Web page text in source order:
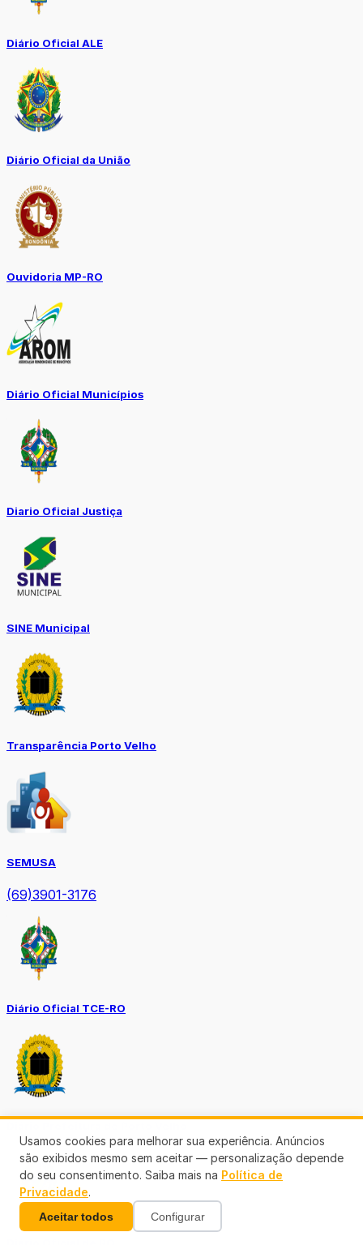
Diário Oficial ALE
Diário Oficial da União
Ouvidoria MP-RO
Diário Oficial Municípios
Diario Oficial Justiça
SINE Municipal
Transparência Porto Velho
SEMUSA
(69)3901-3176
Diário Oficial TCE-RO
Usamos cookies para melhorar sua experiência. Anúncios
são exibidos mesmo sem aceitar — personalização depende
do seu consentimento. Saiba mais na Política de
Privacidade.
Aceitar todos Configurar